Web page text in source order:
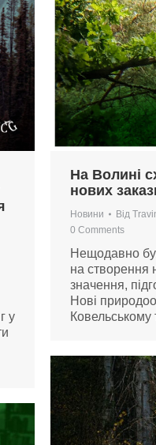
у
На Волині
нових
Новини Від
0 Comments
Нещодавно
на створення
значення,
Нові